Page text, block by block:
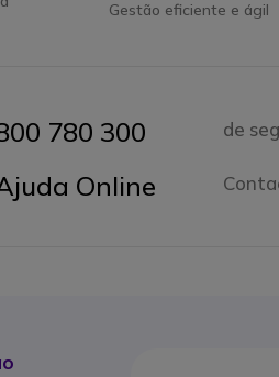
Gestão eficiente e ágil
780 300 de
Online